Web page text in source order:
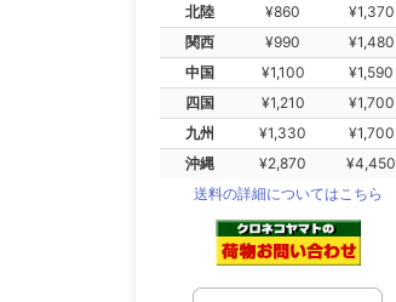
北陸
¥860
¥1,370
関西
¥990
¥1,480
中国
¥1,100
¥1,590
四国
¥1,210
¥1,700
九州
¥1,330
¥1,700
沖縄
¥2,870
¥4,450
送料の詳細についてはこちら